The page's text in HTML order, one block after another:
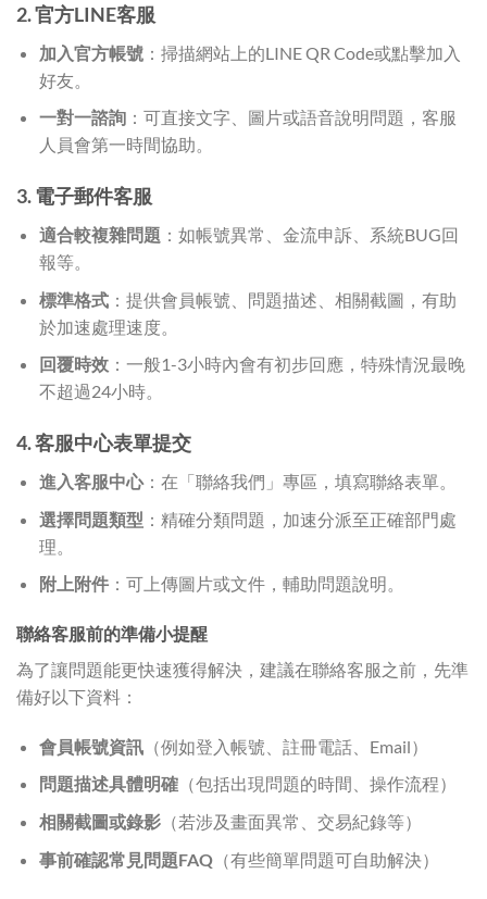
2. 官方LINE客服
加入官方帳號：掃描網站上的LINE QR Code或點擊加入
好友。
一對一諮詢：可直接文字、圖片或語音說明問題，客服
人員會第一時間協助。
3. 電子郵件客服
適合較複雜問題 ：如帳號異常、金流申訴、系統BUG回
報等。
標準格式：提供會員帳號、問題描述、相關截圖，有助
於加速處理速度。
回覆時效：一般1-3小時內會有初步回應，特殊情況最晚
不超過24小時。
4. 客服中心表單提交
進入客服中心：在「聯絡我們」專區，填寫聯絡表單。
選擇問題類型 ：精確分類問題，加速分派至正確部門處
理。
附上附件：可上傳圖片或文件，輔助問題說明。
聯絡客服前的準備小提醒
為了讓問題能更快速獲得解決，建議在聯絡客服之前，先準
備好以下資料：
會員帳號資訊（例如登入帳號、註冊電話、Email）
問題描述具體明確（包括出現問題的時間、操作流程）
相關截圖或錄影（若涉及畫面異常、交易紀錄等）
事前確認常見問題FAQ（有些簡單問題可自助解決）